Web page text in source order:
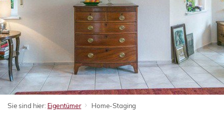
Sie sind hier: Eigentümer Home-Staging